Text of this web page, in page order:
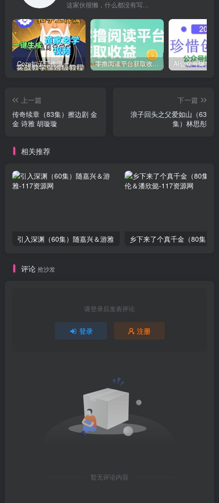
这家伙很懒，什么都没有写...
Coze扣子工作流一键生成道家玄学短视频，实战保姆级教程 零撸阅读平台获取收益，最新无门槛平台，一部手机即可操作，单日收益50-3张【揭秘】
上一篇
传奇续章（83集）擦边剧 金
金 诗雅 胡璇璇
下一篇
浪子回头之父爱如山（63
集）林思彤
相关推荐
引入深渊（60集）随嘉兴＆游雅
评论 抢沙发
请登录后发表评论
登录 注册
暂无评论内容